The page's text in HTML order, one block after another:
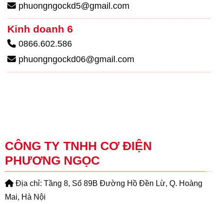
phuongngockd5@gmail.com
Kinh doanh 6
0866.602.586
phuongngockd06@gmail.com
CÔNG TY TNHH CƠ ĐIỆN
PHƯƠNG NGỌC
Địa chỉ: Tầng 8, Số 89B Đường Hồ Đền Lừ, Q. Hoàng
Mai, Hà Nội